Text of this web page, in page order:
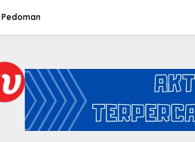
Pedoman